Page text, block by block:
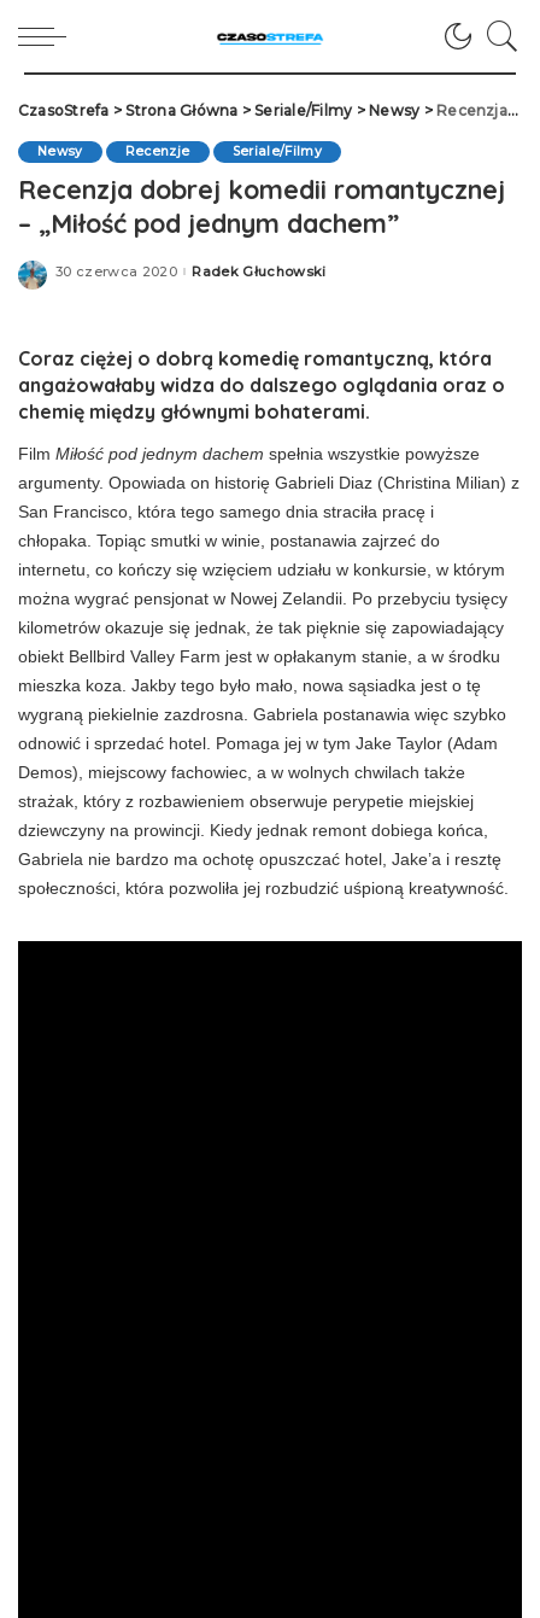
CzasoStrefa >Strona Główna >Seriale/Filmy> Newsy> Recenzja dobrej komedii romantycznej – „Miłość pod jednym dachem”
Newsy Recenzje Seriale/Filmy
Recenzja dobrej komedii romantycznej
– „Miłość pod jednym dachem”
30 czerwca 2020Posted
Radek Głuchowski
Coraz ciężej o dobrą komedię romantyczną, która
angażowałaby widza do dalszego oglądania oraz o
chemię między głównymi bohaterami.
Film Miłość pod jednym dachem spełnia wszystkie powyższe
argumenty. Opowiada on historię Gabrieli Diaz (Christina Milian) z
San Francisco, która tego samego dnia straciła pracę i
chłopaka. Topiąc smutki w winie, postanawia zajrzeć do
internetu, co kończy się wzięciem udziału w konkursie, w którym
można wygrać pensjonat w Nowej Zelandii. Po przebyciu tysięcy
kilometrów okazuje się jednak, że tak pięknie się zapowiadający
obiekt Bellbird Valley Farm jest w opłakanym stanie, a w środku
mieszka koza. Jakby tego było mało, nowa sąsiadka jest o tę
wygraną piekielnie zazdrosna. Gabriela postanawia więc szybko
odnowić i sprzedać hotel. Pomaga jej w tym Jake Taylor (Adam
Demos), miejscowy fachowiec, a w wolnych chwilach także
strażak, który z rozbawieniem obserwuje perypetie miejskiej
dziewczyny na prowincji. Kiedy jednak remont dobiega końca,
Gabriela nie bardzo ma ochotę opuszczać hotel, Jake’a i resztę
społeczności, która pozwoliła jej rozbudzić uśpioną kreatywność.